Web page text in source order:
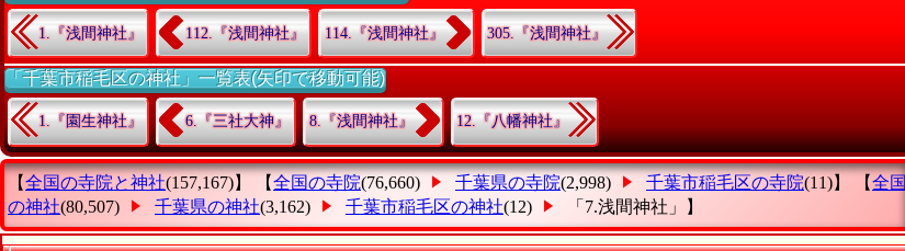
1.『浅間神社』 112.『浅間神社』 114.『浅間神社』 305.『浅間神社』
「千葉市稲毛区の神社」一覧表(矢印で移動可能)
1.『園生神社』 6.『三社大神』 8.『浅間神社』 12.『八幡神社』
【全国の寺院と神社(157,167)】 【全国の寺院(76,660) 千葉県の寺院(2,998) 千葉市稲毛区の寺院(11)】 【全国
の神社(80,507) 千葉県の神社(3,162) 千葉市稲毛区の神社(12) 「7.浅間神社」 】